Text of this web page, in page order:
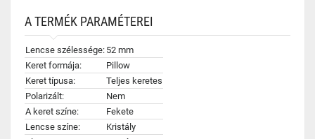
A TERMÉK PARAMÉTEREI
Lencse szélessége: 52 mm
Keret formája:
Pillow
Keret típusa:
Teljes keretes
Polarizált:
Nem
A keret színe:
Fekete
Lencse színe:
Kristály